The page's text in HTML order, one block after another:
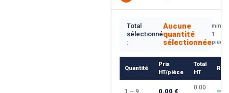
Total
sélectionné
:
Aucune
quantité
sélectionnée
min.
1
pièce
Quantité
Prix
HT/pièce
Total
HT
1 – 9 0.00 €
0.00
—